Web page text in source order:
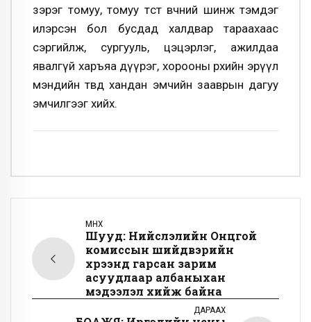
зэрэг томуу, томуу төст өвчний шинж тэмдэг
илэрсэн бол бусдад халдвар тараахаас
сэргийлж, сургууль, цэцэрлэг, ажилдаа
явалгүй харъяа дүүрэг, хорооны өрхийн эрүүл
мэндийн төвдөө хандан эмчийн зааврын дагуу
эмчилгээг хийх.
ӨМНӨХ
Шууд: Нийслэлийн Онцгой
комиссын шийдвэрийн
хүрээнд гарсан зарим
асуудлаар албаныхан
мэдээлэл хийж байна
ДАРААХ